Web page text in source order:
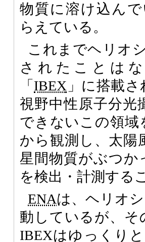
物質に溶け込んで
らえている。
これまでヘリオ
されたことはな
「 IBEX 」に搭載さ
視野中性原子分光
できないこの領域
から観測し、太陽
星間物質がぶつか
を検出・計測する
ENAは、ヘリオ
動しているが、そ
IBEXはゆっくり